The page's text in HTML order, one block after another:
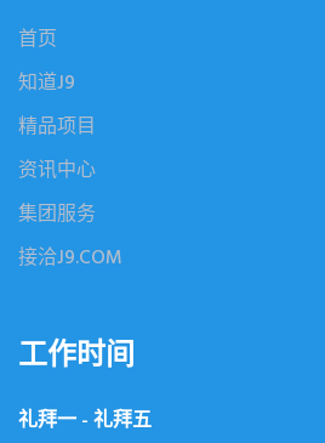
首页
知道J9
精品项目
资讯中心
集团服务
接洽J9.COM
工作时间
礼拜一 - 礼拜五